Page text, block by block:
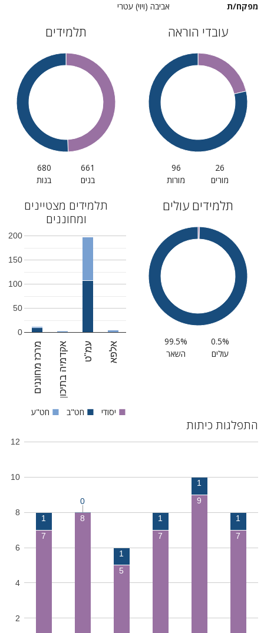
מפקח/ת
אביבה (ויוי) עטרי
עובדי הוראה
26
מורים
96
מורות
תלמידים
661
בנים
680
בנות
תלמידים עולים
0.5%
עולים
99.5%
השאר
תלמידים מצטיינים
ומחוננים
מרכז מחוננים אקדמיה בתיכון עמ"ט אלפא
0
50
100
150
200
■ יסודי ■ חט"ב ■ חט"ע
התפלגות כיתות
2
4
6
8
10
12
7
8
5
7
9
7
1
0
1
1
1
1